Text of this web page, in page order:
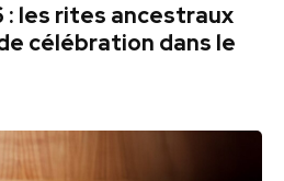
: les rites ancestraux
célébration dans le